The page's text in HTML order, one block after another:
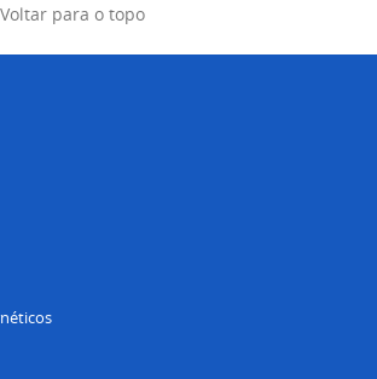
Voltar para o topo